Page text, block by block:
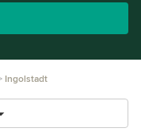
Ingolstadt